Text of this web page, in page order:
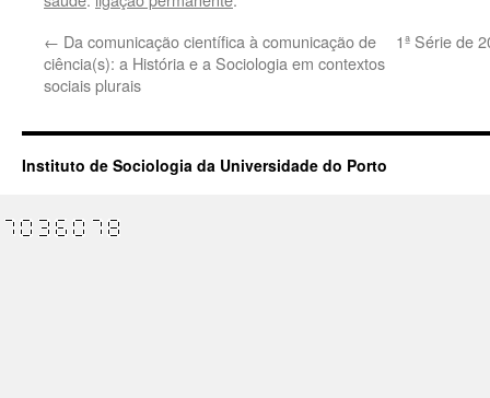
← Da comunicação científica à comunicação de
ciência(s): a História e a Sociologia em contextos
sociais plurais
1ª Série de
Instituto de Sociologia da Universidade do Porto